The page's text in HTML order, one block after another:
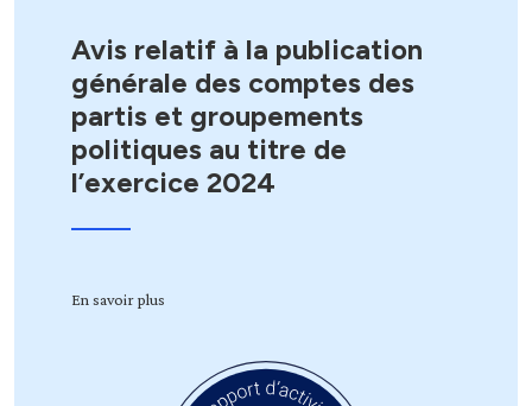
Avis relatif à la publication
générale des comptes des
partis et groupements
politiques au titre de
l’exercice 2024
En savoir plus